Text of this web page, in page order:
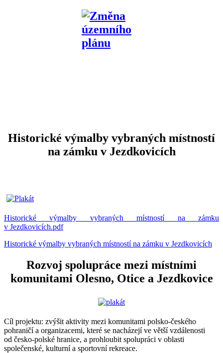
Historické výmalby vybraných místností
na zámku v Jezdkovicích
Historické výmalby vybraných místností na zámku
v Jezdkovicích.pdf
Historické výmalby vybraných místností na zámku v Jezdkovicích
Rozvoj spolupráce mezi místními
komunitami Olesno, Otice a Jezdkovice
Cíl projektu: zvýšit aktivity mezi komunitami polsko-českého
pohraničí a organizacemi, které se nacházejí ve větší vzdálenosti
od česko-polské hranice, a prohloubit spolupráci v oblasti
společenské, kulturní a sportovní rekreace.